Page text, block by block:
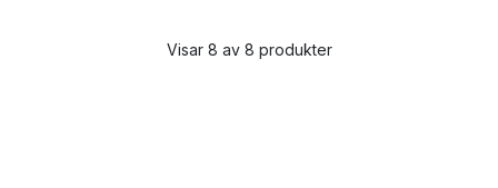
Visar 8 av 8 produkter